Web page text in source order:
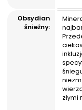
Obsydian
śnieżny: